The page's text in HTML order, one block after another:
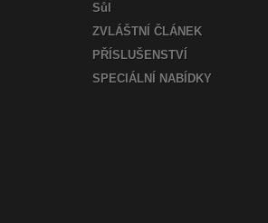
Sůl
ZVLÁŠTNÍ ČLÁNEK
PŘÍSLUŠENSTVÍ
SPECIÁLNÍ NABÍDKY